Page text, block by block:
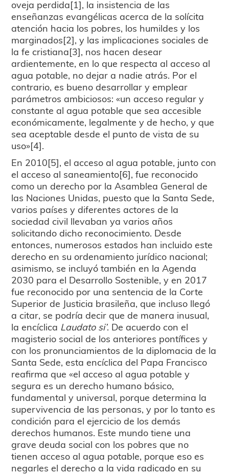
oveja perdida[1], la insistencia de las
enseñanzas evangélicas acerca de la solícita
atención hacia los pobres, los humildes y los
marginados[2], y las implicaciones sociales de
la fe cristiana[3], nos hacen desear
ardientemente, en lo que respecta al acceso al
agua potable, no dejar a nadie atrás. Por el
contrario, es bueno desarrollar y emplear
parámetros ambiciosos: «un acceso regular y
constante al agua potable que sea accesible
económicamente, legalmente y de hecho, y que
sea aceptable desde el punto de vista de su
uso»[4].
En 2010[5], el acceso al agua potable, junto con
el acceso al saneamiento[6], fue reconocido
como un derecho por la Asamblea General de
las Naciones Unidas, puesto que la Santa Sede,
varios países y diferentes actores de la
sociedad civil llevaban ya varios años
solicitando dicho reconocimiento. Desde
entonces, numerosos estados han incluido este
derecho en su ordenamiento jurídico nacional;
asimismo, se incluyó también en la Agenda
2030 para el Desarrollo Sostenible, y en 2017
fue reconocido por una sentencia de la Corte
Superior de Justicia brasileña, que incluso llegó
a citar, se podría decir que de manera inusual,
la encíclica Laudato si’. De acuerdo con el
magisterio social de los anteriores pontífices y
con los pronunciamientos de la diplomacia de la
Santa Sede, esta encíclica del Papa Francisco
reafirma que «el acceso al agua potable y
segura es un derecho humano básico,
fundamental y universal, porque determina la
supervivencia de las personas, y por lo tanto es
condición para el ejercicio de los demás
derechos humanos. Este mundo tiene una
grave deuda social con los pobres que no
tienen acceso al agua potable, porque eso es
negarles el derecho a la vida radicado en su